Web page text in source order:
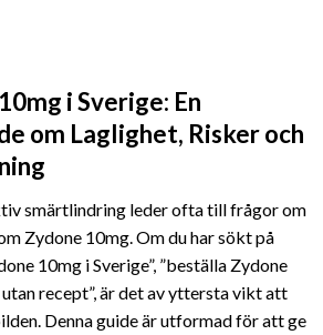
i Sverige: En
om Laglighet, Risker och
smärtlindring leder ofta till frågor om
Zydone 10mg. Om du har sökt på
10mg i Sverige”, ”beställa Zydone
utan recept”, är det av yttersta vikt att
Denna guide är utformad för att ge